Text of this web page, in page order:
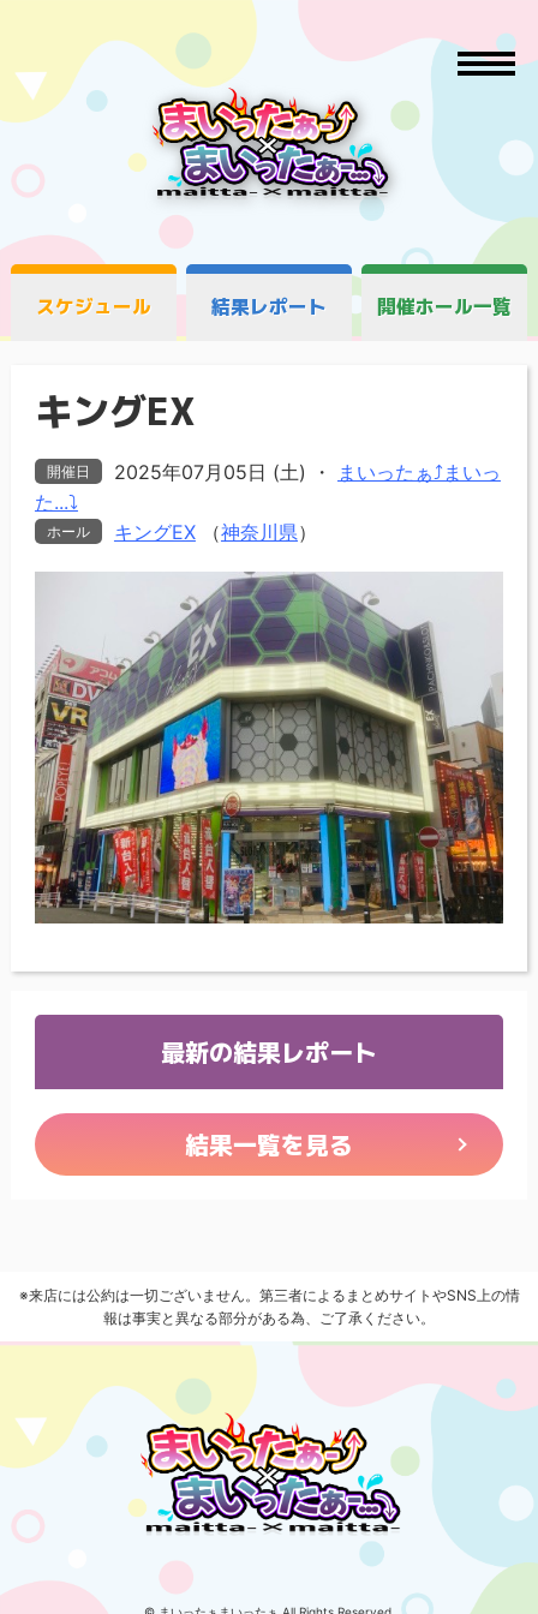
スケジュール 結果レポート 開催ホール一覧
キングEX
開催日 2025年07月05日 (土) ・
まいったぁ⤴まいっ
た...⤵
ホール キングEX（神奈川県）
最新の結果レポート
結果一覧を見る
※来店には公約は一切ございません。第三者によるまとめサイトやSNS上の情
報は事実と異なる部分がある為、ご了承ください。